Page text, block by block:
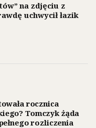
na zdjęciu z
uchwycił łazik
rocznica
Tomczyk żąda
rozliczenia